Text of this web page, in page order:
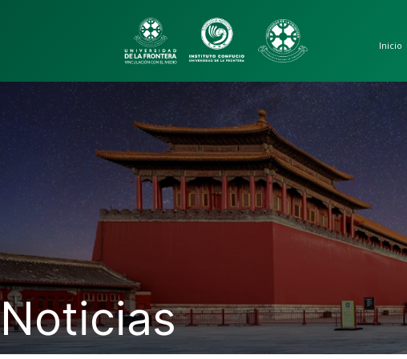
Inicio
Noticias